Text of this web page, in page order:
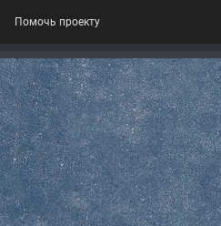
Помочь проекту